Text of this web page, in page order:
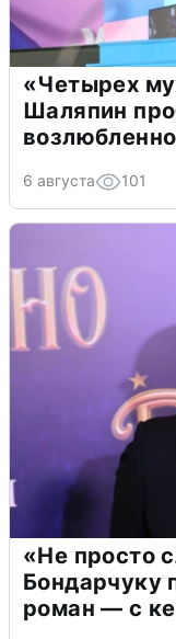
«Четырех
Шаляпин
6 августа 101
«Не просто
Бондарчуку
роман — с